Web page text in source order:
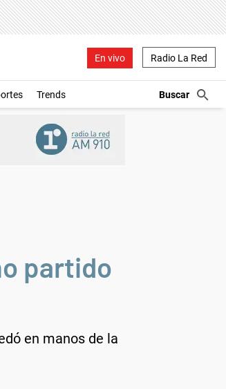
En vivo Radio La Red
Trends
partido
en manos de la